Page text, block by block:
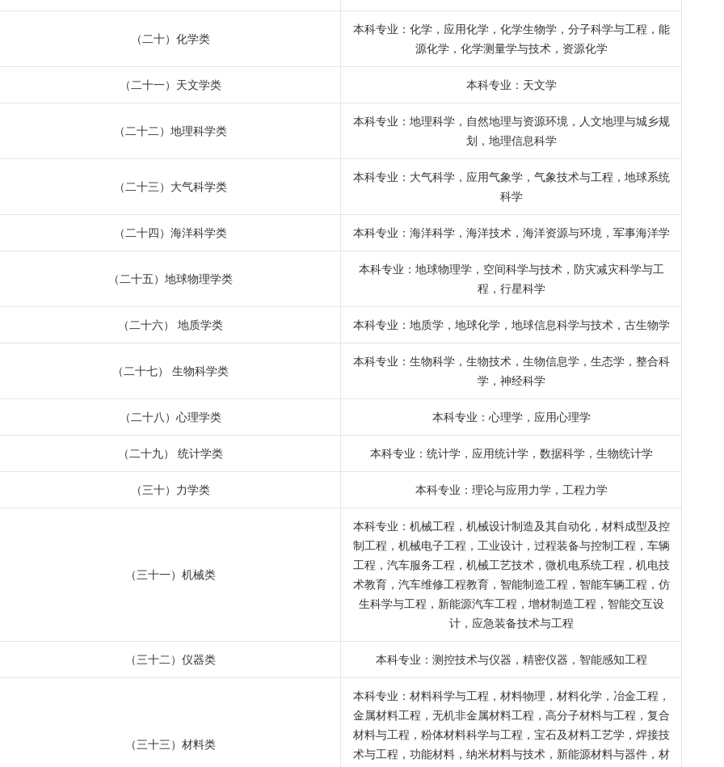
（二十）化学类
本科专业：化学，应用化学，化学生物学，分子科学与工程，能
源化学，化学测量学与技术，资源化学
（二十一）天文学类 本科专业：天文学
（二十二）地理科学类
本科专业：地理科学，自然地理与资源环境，人文地理与城乡规
划，地理信息科学
（二十三）大气科学类
本科专业：大气科学，应用气象学，气象技术与工程，地球系统
科学
（二十四）海洋科学类 本科专业：海洋科学，海洋技术，海洋资源与环境，军事海洋学
（二十五）地球物理学类
本科专业：地球物理学，空间科学与技术，防灾减灾科学与工
程，行星科学
（二十六） 地质学类 本科专业：地质学，地球化学，地球信息科学与技术，古生物学
（二十七） 生物科学类
本科专业：生物科学，生物技术，生物信息学，生态学，整合科
学，神经科学
（二十八）心理学类 本科专业：心理学，应用心理学
（二十九） 统计学类 本科专业：统计学，应用统计学，数据科学，生物统计学
（三十）力学类 本科专业：理论与应用力学，工程力学
（三十一）机械类
本科专业：机械工程，机械设计制造及其自动化，材料成型及控
制工程，机械电子工程，工业设计，过程装备与控制工程，车辆
工程，汽车服务工程，机械工艺技术，微机电系统工程，机电技
术教育，汽车维修工程教育，智能制造工程，智能车辆工程，仿
生科学与工程，新能源汽车工程，增材制造工程，智能交互设
计，应急装备技术与工程
（三十二）仪器类 本科专业：测控技术与仪器，精密仪器，智能感知工程
（三十三）材料类
本科专业：材料科学与工程，材料物理，材料化学，冶金工程，
金属材料工程，无机非金属材料工程，高分子材料与工程，复合
材料与工程，粉体材料科学与工程，宝石及材料工艺学，焊接技
术与工程，功能材料，纳米材料与技术，新能源材料与器件，材